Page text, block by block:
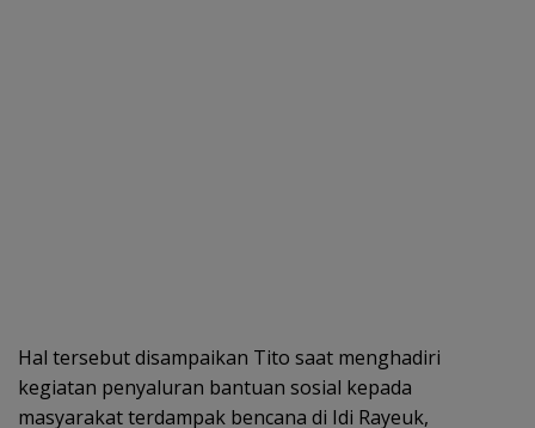
Hal tersebut disampaikan Tito saat menghadiri
kegiatan penyaluran bantuan sosial kepada
masyarakat terdampak bencana di Idi Rayeuk,